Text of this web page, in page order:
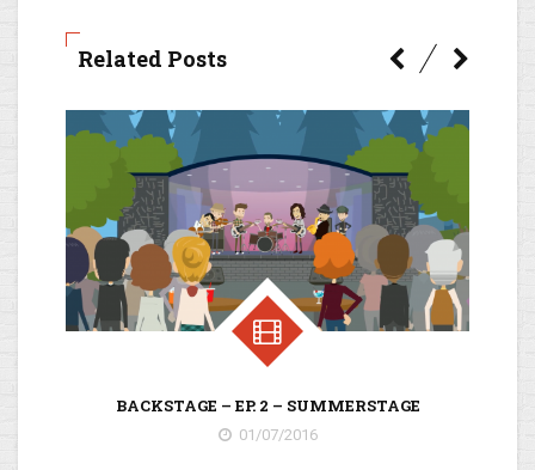
Related Posts
BACKSTAGE – EP. 2 – SUMMERSTAGE
01/07/2016